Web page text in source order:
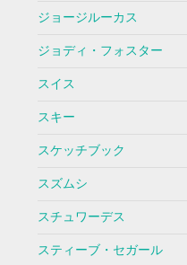
ジョージルーカス
ジョディ・フォスター
スイス
スキー
スケッチブック
スズムシ
スチュワーデス
スティーブ・セガール